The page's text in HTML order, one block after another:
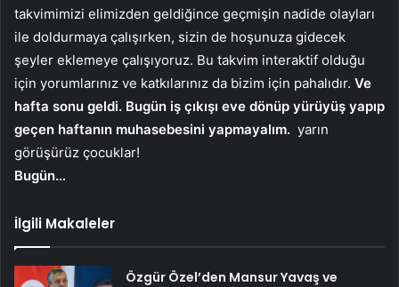
takvimimizi elimizden geldiğince geçmişin nadide olayları
ile doldurmaya çalışırken, sizin de hoşunuza gidecek
şeyler eklemeye çalışıyoruz. Bu takvim interaktif olduğu
için yorumlarınız ve katkılarınız da bizim için pahalıdır. Ve
hafta sonu geldi. Bugün iş çıkışı eve dönüp yürüyüş yapıp
geçen haftanın muhasebesini yapmayalım. yarın
görüşürüz çocuklar!
Bugün…
İlgili Makaleler
Özgür Özel’den Mansur Yavaş ve